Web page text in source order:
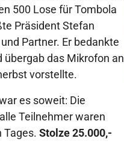
500 Lose für Tombola
Präsident Stefan
Partner. Er bedankte
übergab das Mikrofon an
vorstellte.
es soweit: Die
Teilnehmer waren
Tages. Stolze 25.000,-